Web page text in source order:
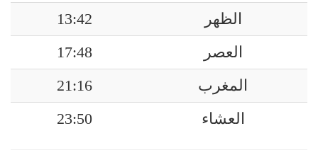
الظهر
13:42
العصر
17:48
المغرب
21:16
العشاء
23:50